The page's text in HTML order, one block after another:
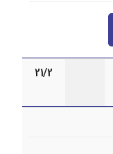
21/2